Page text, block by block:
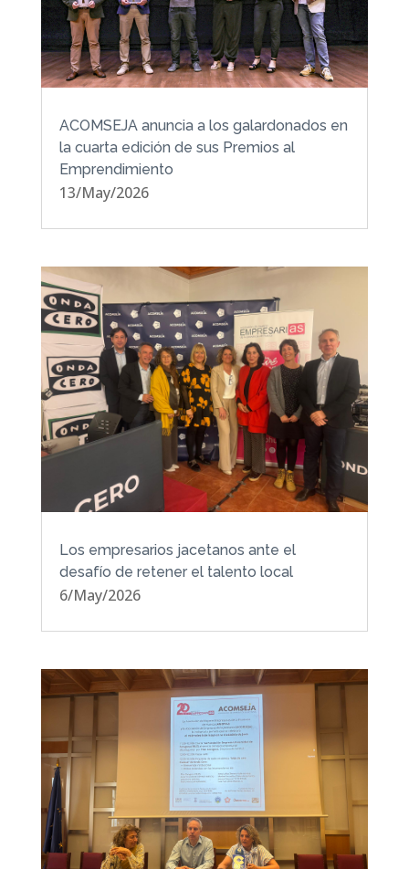
ACOMSEJA anuncia a los galardonados en
la cuarta edición de sus Premios al
Emprendimiento
13/May/2026
Los empresarios jacetanos ante el
desafío de retener el talento local
6/May/2026